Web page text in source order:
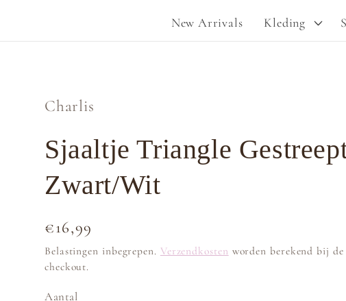
New Arrivals Kleding
Charlis
Sjaaltje Triangle
Zwart/Wit
Normale
prijs
€16,99
Belastingen inbegrepen. Verzendkosten worden berekend bij de
checkout.
Aantal